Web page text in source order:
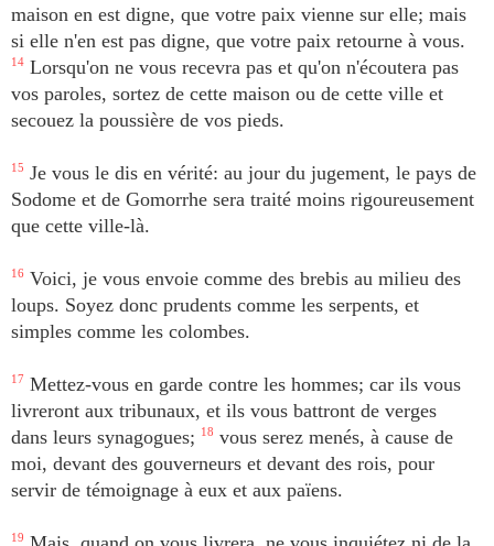
maison en est digne, que votre paix vienne sur elle; mais
si elle n'en est pas digne, que votre paix retourne à vous.
14 Lorsqu'on ne vous recevra pas et qu'on n'écoutera pas
vos paroles, sortez de cette maison ou de cette ville et
secouez la poussière de vos pieds.
15 Je vous le dis en vérité: au jour du jugement, le pays de
Sodome et de Gomorrhe sera traité moins rigoureusement
que cette ville-là.
16 Voici, je vous envoie comme des brebis au milieu des
loups. Soyez donc prudents comme les serpents, et
simples comme les colombes.
17 Mettez-vous en garde contre les hommes; car ils vous
livreront aux tribunaux, et ils vous battront de verges
dans leurs synagogues;
18 vous serez menés, à cause de
moi, devant des gouverneurs et devant des rois, pour
servir de témoignage à eux et aux païens.
19